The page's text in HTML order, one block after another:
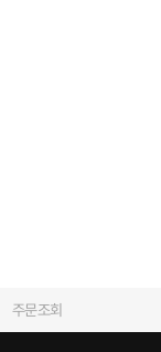
주문조회